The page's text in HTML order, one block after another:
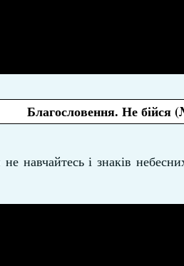
Благословення. Не бійся
навчайтесь і знаків